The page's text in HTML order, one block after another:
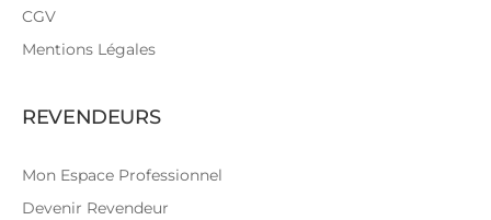
CGV
Mentions Légales
REVENDEURS
Mon Espace Professionnel
Devenir Revendeur